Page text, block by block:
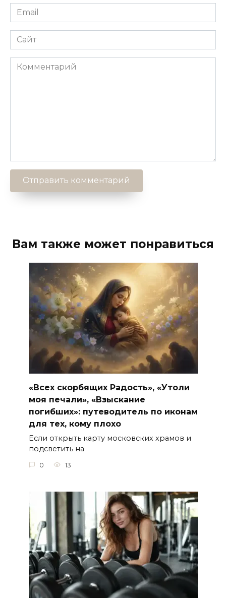
Email
*
Сайт
Комментарий
Вам также может понравиться
«Всех скорбящих Радость», «Утоли
моя печали», «Взыскание
погибших»: путеводитель по иконам
для тех, кому плохо
Если открыть карту московских храмов и
подсветить на
0 13